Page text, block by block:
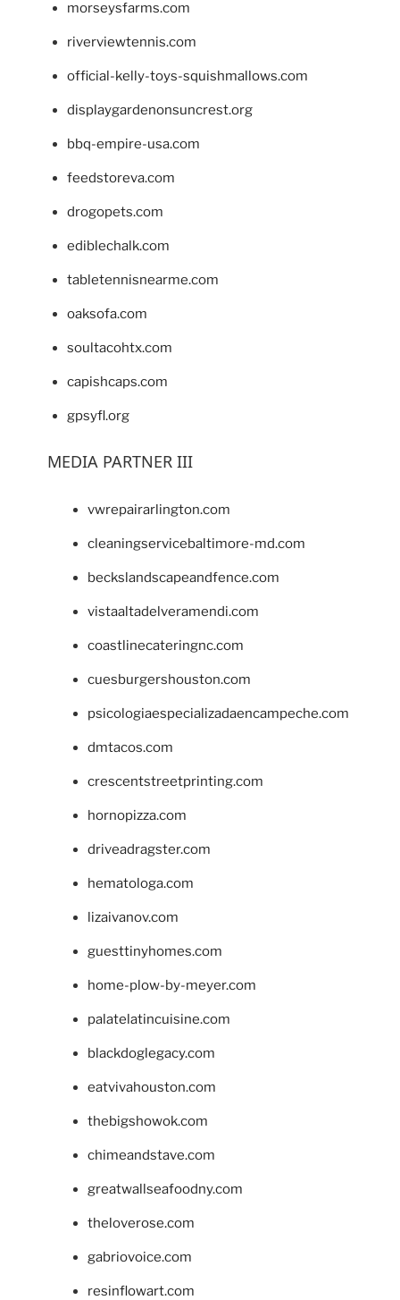
morseysfarms.com
riverviewtennis.com
official-kelly-toys-squishmallows.com
displaygardenonsuncrest.org
bbq-empire-usa.com
feedstoreva.com
drogopets.com
ediblechalk.com
tabletennisnearme.com
oaksofa.com
soultacohtx.com
capishcaps.com
gpsyfl.org
MEDIA PARTNER III
vwrepairarlington.com
cleaningservicebaltimore-md.com
beckslandscapeandfence.com
vistaaltadelveramendi.com
coastlinecateringnc.com
cuesburgershouston.com
psicologiaespecializadaencampeche.com
dmtacos.com
crescentstreetprinting.com
hornopizza.com
driveadragster.com
hematologa.com
lizaivanov.com
guesttinyhomes.com
home-plow-by-meyer.com
palatelatincuisine.com
blackdoglegacy.com
eatvivahouston.com
thebigshowok.com
chimeandstave.com
greatwallseafoodny.com
theloverose.com
gabriovoice.com
resinflowart.com